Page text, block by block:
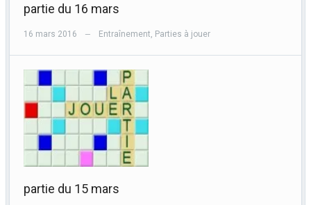
partie du 16 mars
16 mars 2016 — Entraînement, Parties à jouer
partie du 15 mars